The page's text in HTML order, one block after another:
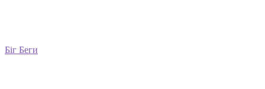
Біг Беги